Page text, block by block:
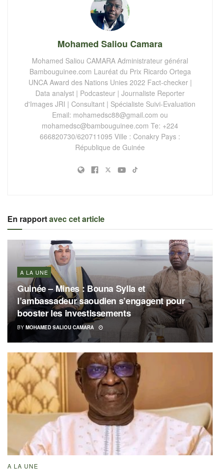
Mohamed Saliou Camara
Mohamed Saliou CAMARA Administrateur général
Bambouguinee.com Lauréat du Prix Ricardo Ortega
UNCA Award des Nations Unies 2022 Fact-checker |
Data analyst | Podcasteur | Journaliste Reporter
d'Images JRI | Consultant | Spécialiste Suivi-Evaluation
Email: mohamedsc88@gmail.com ou
mohamedsc@bambouguinee.com Te: +224
666820730/620711095 Ville : Conakry Pays :
République de Guinée
En rapportavec cet article
A LA UNE
Guinée – Mines : Bouna Sylla et
l’ambassadeur saoudien s’engagent pour
booster les investissements
BY MOHAMED SALIOU CAMARA
A LA UNE